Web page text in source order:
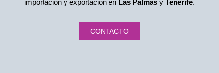
importación y exportación en Las Palmas y Tenerife.
CONTACTO